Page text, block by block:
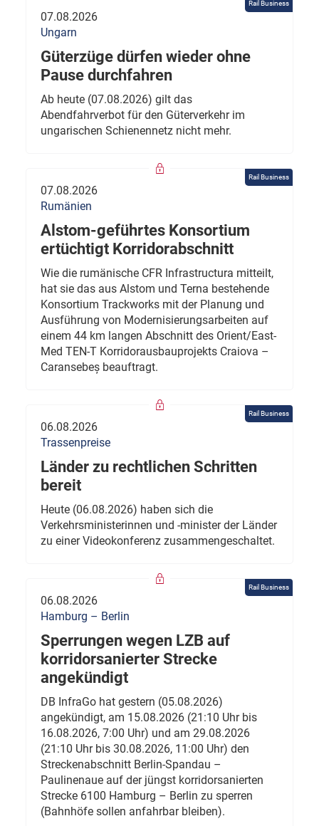
Rail Business
07.08.2026
Ungarn
Güterzüge dürfen wieder ohne
Pause durchfahren
Ab heute (07.08.2026) gilt das
Abendfahrverbot für den Güterverkehr im
ungarischen Schienennetz nicht mehr.
Rail Business
07.08.2026
Rumänien
Alstom-geführtes Konsortium
ertüchtigt Korridorabschnitt
Wie die rumänische CFR Infrastructura mitteilt,
hat sie das aus Alstom und Terna bestehende
Konsortium Trackworks mit der Planung und
Ausführung von Modernisierungsarbeiten auf
einem 44 km langen Abschnitt des Orient/East-
Med TEN-T Korridorausbauprojekts Craiova –
Caransebeș beauftragt.
Rail Business
06.08.2026
Trassenpreise
Länder zu rechtlichen Schritten
bereit
Heute (06.08.2026) haben sich die
Verkehrsministerinnen und -minister der Länder
zu einer Videokonferenz zusammengeschaltet.
Rail Business
06.08.2026
Hamburg – Berlin
Sperrungen wegen LZB auf
korridorsanierter Strecke
angekündigt
DB InfraGo hat gestern (05.08.2026)
angekündigt, am 15.08.2026 (21:10 Uhr bis
16.08.2026, 7:00 Uhr) und am 29.08.2026
(21:10 Uhr bis 30.08.2026, 11:00 Uhr) den
Streckenabschnitt Berlin-Spandau –
Paulinenaue auf der jüngst korridorsanierten
Strecke 6100 Hamburg – Berlin zu sperren
(Bahnhöfe sollen anfahrbar bleiben).